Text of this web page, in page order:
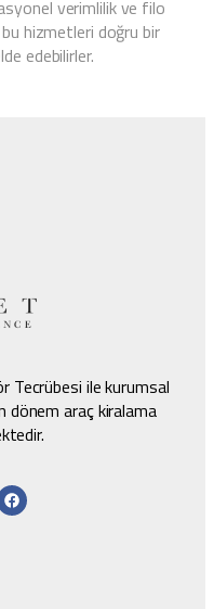
verimlilik ve filo
hizmetleri doğru bir
edebilirler.
Tecrübesi ile kurumsal
araç kiralama